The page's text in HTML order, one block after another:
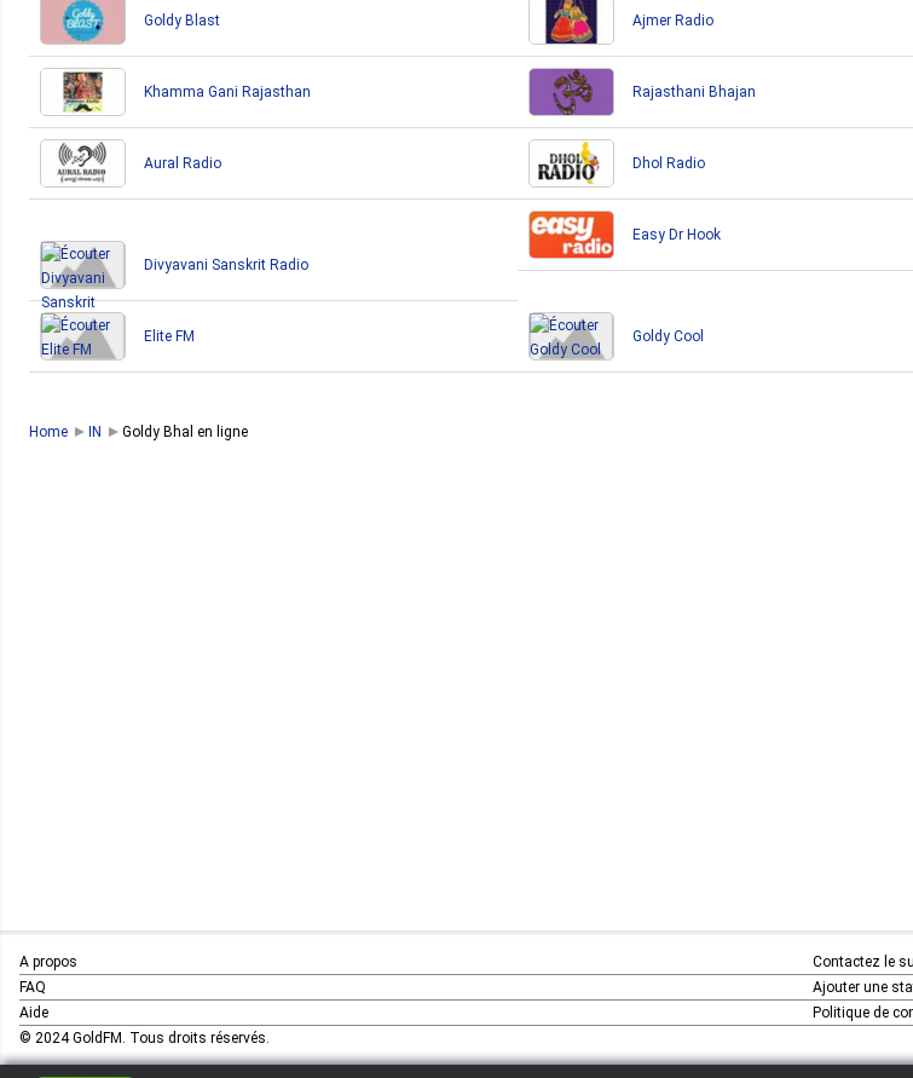
Goldy Blast Ajmer Radio
Khamma Gani Rajasthan Rajasthani Bhajan
Aural Radio Dhol Radio
Divyavani Sanskrit Radio
Easy Dr Hook
Elite FM Goldy Cool
Home IN Goldy Bhal en ligne
A propos
FAQ
Aide
Contactez le
Ajouter une
Politique de
© 2024 GoldFM. Tous droits réservés.